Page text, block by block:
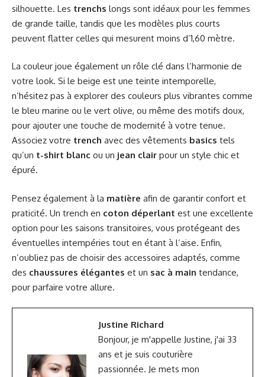
silhouette. Les trenchs longs sont idéaux pour les femmes
de grande taille, tandis que les modèles plus courts
peuvent flatter celles qui mesurent moins d’1,60 mètre.
La couleur joue également un rôle clé dans l’harmonie de
votre look. Si le beige est une teinte intemporelle,
n’hésitez pas à explorer des couleurs plus vibrantes comme
le bleu marine ou le vert olive, ou même des motifs doux,
pour ajouter une touche de modernité à votre tenue.
Associez votre trench avec des vêtements basics tels
qu’un t-shirt blanc ou un jean clair pour un style chic et
épuré.
Pensez également à la matière afin de garantir confort et
praticité. Un trench en coton déperlant est une excellente
option pour les saisons transitoires, vous protégeant des
éventuelles intempéries tout en étant à l’aise. Enfin,
n’oubliez pas de choisir des accessoires adaptés, comme
des chaussures élégantes et un sac à main tendance,
pour parfaire votre allure.
Justine Richard
Bonjour, je m'appelle Justine, j'ai 33
ans et je suis couturière
passionnée. Je mets mon